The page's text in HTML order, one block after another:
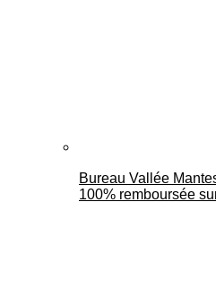
Bureau Vallée
100% remboursée